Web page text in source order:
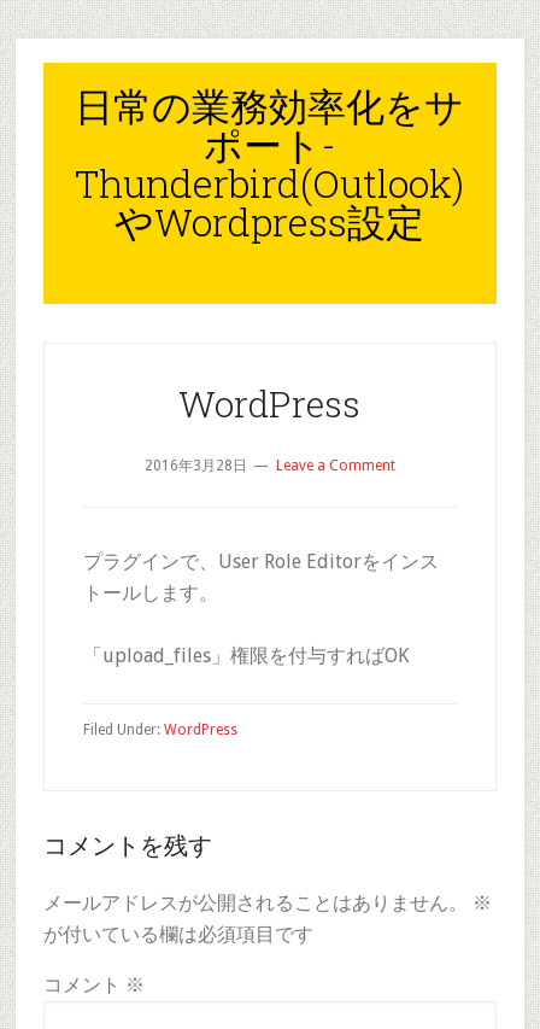
Skip
to
content
Skip
to
primary
sidebar
Skip
to
footer
日常の業務効率化をサ
ポート-
Thunderbird(Outlook)
やWordpress設定
WordPress
2016年3月28日 Leave a Comment
プラグインで、User Role Editorをインス
トールします。
「upload_files」権限を付与すればOK
Filed Under: WordPress
Reader
コメントを残す
メールアドレスが公開されることはありません。
※
が付いている欄は必須項目です
コメント ※